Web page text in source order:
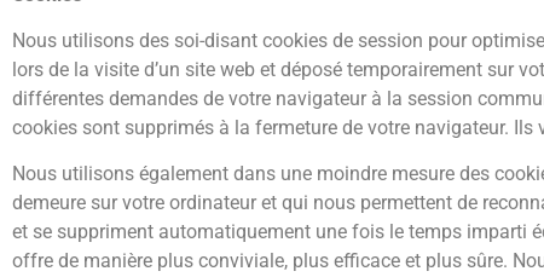
Nous utilisons des soi-disant cookies de session pour
lors de la visite d’un site web et déposé temporairement sur
différentes demandes de votre navigateur à la session
cookies sont supprimés à la fermeture de votre navigateur.
Nous utilisons également dans une moindre mesure des
demeure sur votre ordinateur et qui nous permettent de
et se suppriment automatiquement une fois le temps imparti
offre de manière plus conviviale, plus efficace et plus sûre.